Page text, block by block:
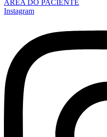
ÁREA DO PACIENTE
Instagram